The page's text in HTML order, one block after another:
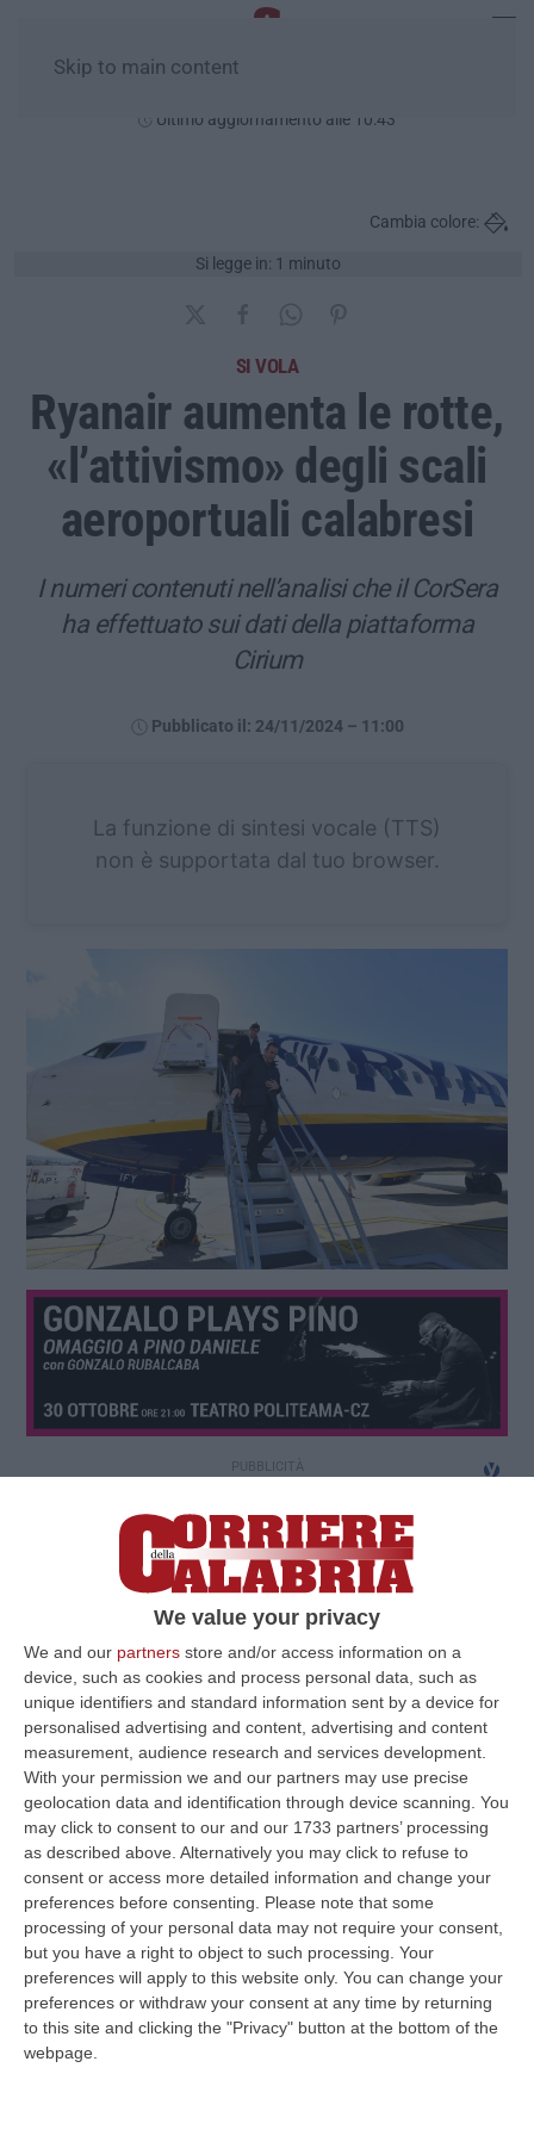
We value your privacy
We and our partners store and/or access information on a
device, such as cookies and process personal data, such as
unique identifiers and standard information sent by a device for
personalised advertising and content, advertising and content
measurement, audience research and services development.
With your permission we and our partners may use precise
geolocation data and identification through device scanning. You
may click to consent to our and our 1733 partners’ processing
as described above. Alternatively you may click to refuse to
consent or access more detailed information and change your
preferences before consenting.
Please note that some
processing of your personal data may not require your consent,
but you have a right to object to such processing. Your
preferences will apply to this website only. You can change your
preferences or withdraw your consent at any time by returning
to this site and clicking the "Privacy" button at the bottom of the
webpage.
Skip to main content
Ultimo aggiornamento alle 10:43
Si legge in: 1 minuto
Cambia colore:
SI VOLA
Ryanair aumenta le rotte,
«l’attivismo» degli scali
aeroportuali calabresi
I numeri contenuti nell’analisi che il CorSera
ha effettuato sui dati della piattaforma
Cirium
Pubblicato il: 24/11/2024 – 11:00
La funzione di sintesi vocale (TTS)
non è supportata dal tuo browser.
Clicca e segui “Corriere della Calabria” su Google News
LAMEZIA TERME